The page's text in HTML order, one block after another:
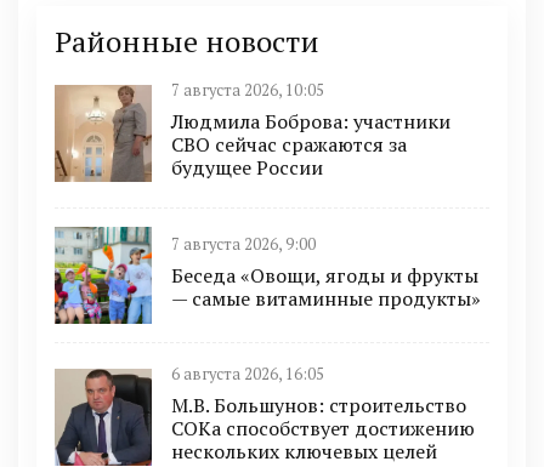
Районные новости
7 августа 2026, 10:05
Людмила Боброва: участники
СВО сейчас сражаются за
будущее России
7 августа 2026, 9:00
Беседа «Овощи, ягоды и фрукты
— самые витаминные продукты»
6 августа 2026, 16:05
М.В. Большунов: строительство
СОКа способствует достижению
нескольких ключевых целей